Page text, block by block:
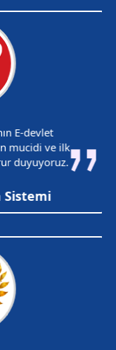
devlet
ve ilk
duyuyoruz.